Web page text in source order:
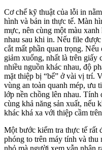
Cơ chế kỹ thuật của lỗi in
hình và bản in thực tế. Màn
mực, nên cùng một màu
nhau sau khi in. Nếu file
cắt mất phần quan trọng.
giảm xuống, nhất là trên giấy
nhiều nguồn khác nhau, độ
mặt thiệp bị “bể” ở vài vị trí.
vùng an toàn quanh mép, ưu
lớp nền chồng lên nhau. Tính
cùng khả năng sản xuất, nếu
khác khá xa với thiệp cầm
Một bước kiểm tra thực tế rất
phóng to trên máy tính và
nhỏ mà người xem vẫn nhận